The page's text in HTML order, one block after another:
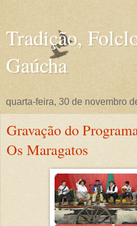
Tradição,
Gaúcha
quarta-feira, 30 de novembro
Gravação do
Os Maragatos